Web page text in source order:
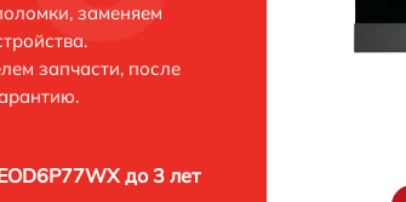
заменяем
запчасти, после
до 3 лет